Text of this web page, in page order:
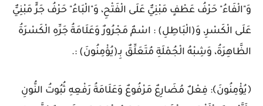
وَ"الْفَاءُ" حَرْفُ عَطْفٍ مَبْنِيٌّ عَلَى الْفَتْحِ، وَ"الْبَاءُ" حَرْفُ جَرٍّ مَبْنِيٌّ
عَلَى الْكَسْرِ، وَ(الْبَاطِلِ) : اسْمٌ مَجْرُورٌ وَعَلَامَةُ جَرِّهِ الْكَسْرَةُ
الظَّاهِرَةُ، وَشِبْهُ الْجُمْلَةِ مُتَعَلِّقٌ بِـ(يُؤْمِنُونَ) :.
﴿يُؤْمِنُونَ﴾: فِعْلٌ مُضَارِعٌ مَرْفُوعٌ وَعَلَامَةُ رَفْعِهِ ثُبُوتُ النُّونِ